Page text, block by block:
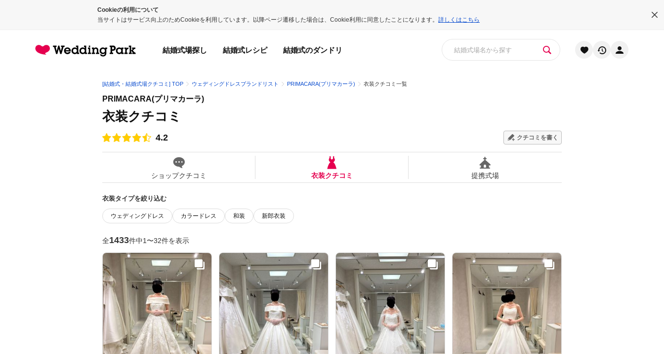
Cookieの利用について
当サイトはサービス向上のためCookieを利用しています。以降ページ遷移した場合は、Cookie利用に同意したことになります。 詳しくはこちら
結婚式場探し 結婚式レシピ 結婚式のダンドリ
[結婚式・結婚式場クチコミ] TOP ウェディングドレスブランドリスト PRIMACARA(プリマカーラ) 衣装クチコミ一覧
PRIMACARA(プリマカーラ)
衣装クチコミ
点数
4.2 クチコミを書く
ショップクチコミ 衣装クチコミ 提携式場
衣装タイプを絞り込む
ウェディングドレス カラードレス 和装 新郎衣装
全1433件中1〜32件を表示